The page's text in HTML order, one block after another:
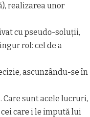
realizarea unor
cu pseudo-soluții,
rol: cel de a
ascunzându-se în
Care sunt acele lucruri,
care i le impută lui